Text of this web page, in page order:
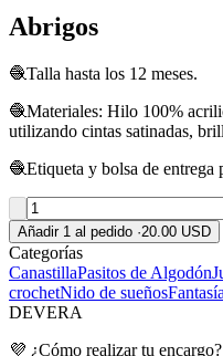
Abrigos
🧶Talla hasta los 12 meses.
🧶Materiales: Hilo 100%
utilizando cintas satinadas,
🧶Etiqueta y bolsa de entrega
Añadir 1 al pedido ·20.00 USD
Categorías
CanastillaPasitos de Algodón
crochetNido de sueñosFantasía
DEVERA
💜 ¿Cómo realizar tu